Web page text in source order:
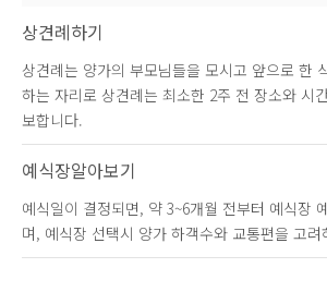
상견례하기
상견례는 양가의 부모님들을 모시고 앞으로 한
하는 자리로 상견례는 최소한 2주 전 장소와 시
보합니다.
예식장알아보기
예식일이 결정되면, 약 3~6개월 전부터 예식장
며, 예식장 선택시 양가 하객수와 교통편을 고려